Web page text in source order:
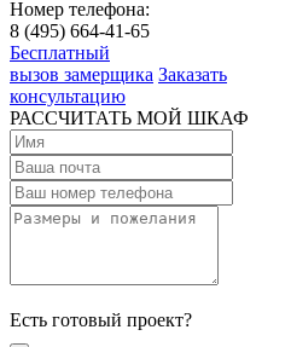
Номер телефона:
8 (495) 664-41-65
Бесплатный
вызов замерщика Заказать
консультацию
РАССЧИТАТЬ МОЙ ШКАФ
Есть готовый проект?